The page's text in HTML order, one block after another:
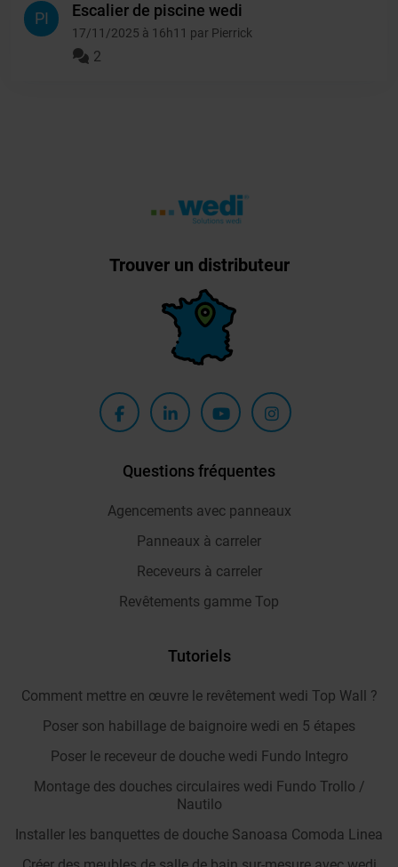
PI Escalier de piscine wedi
17/11/2025 à 16h11 par Pierrick
2
Trouver un distributeur
Questions fréquentes
Agencements avec panneaux
Panneaux à carreler
Receveurs à carreler
Revêtements gamme Top
Tutoriels
Comment mettre en œuvre le revêtement wedi Top Wall ?
Poser son habillage de baignoire wedi en 5 étapes
Poser le receveur de douche wedi Fundo Integro
Montage des douches circulaires wedi Fundo Trollo /
Nautilo
Installer les banquettes de douche Sanoasa Comoda Linea